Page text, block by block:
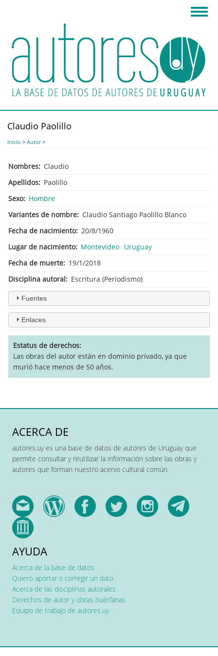
principal
Claudio Paolillo
Inicio > Autor>
Nombres
Claudio
Apellidos
Paolillo
Sexo
Hombre
Variantes de nombre
Claudio Santiago Paolillo Blanco
Fecha de nacimiento
20/8/1960
Lugar de nacimiento
Montevideo Uruguay
Fecha de muerte
19/1/2018
Disciplina autoral
Escritura (Periodismo)
Fuentes
Enlaces
Estatus de derechos
Las obras del autor están en dominio privado, ya que
murió hace menos de 50 años.
ACERCA DE
autores.uy es una base de datos de autores de Uruguay que
permite consultar y reutilizar la información sobre las obras y
autores que forman nuestro acervo cultural común.
AYUDA
Acerca de la base de datos
Quiero aportar o corregir un dato
Acerca de las disciplinas autorales
Derechos de autor y obras huérfanas
Equipo de trabajo de autores.uy